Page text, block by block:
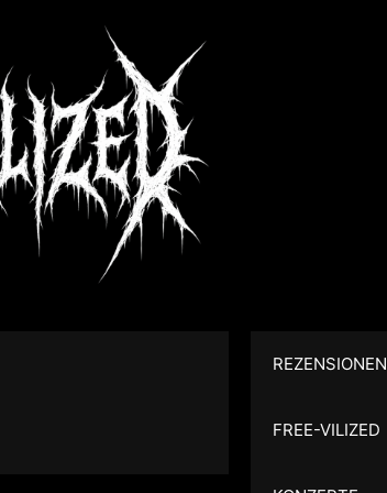
REZENSIONEN
FREE-VILIZED